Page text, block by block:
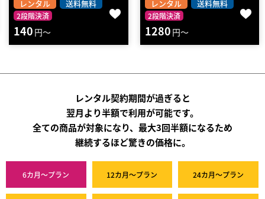
レンタル 送料無料
2段階決済
1280円～
レンタル 2段階決済
4750円～
レンタル契約期間が過ぎると
翌月より半額で利用が可能です。
全ての商品が対象になり、最大3回半額になるため
継続するほど驚きの価格に。
6カ月～プラン 12カ月～プラン 24カ月～プラン